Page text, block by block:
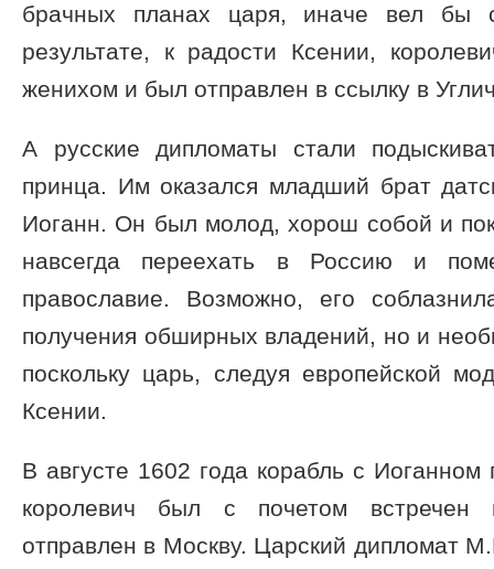
брачных планах царя, иначе вел бы
результате, к радости Ксении,
женихом и был отправлен в ссылку в
А русские дипломаты стали
принца. Им оказался младший брат
Иоганн. Он был молод, хорош собой и
навсегда переехать в Россию и
православие. Возможно, его
получения обширных владений, но и
поскольку царь, следуя европейской
Ксении.
В августе 1602 года корабль с
королевич был с почетом встречен
отправлен в Москву. Царский дипломат